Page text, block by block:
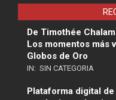
De Timothée
Los momentos más
Globos de Oro
IN: SIN CATEGORIA
Plataforma digital